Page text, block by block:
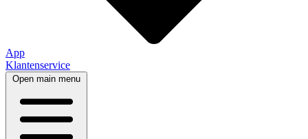
App
Klantenservice
Open main menu